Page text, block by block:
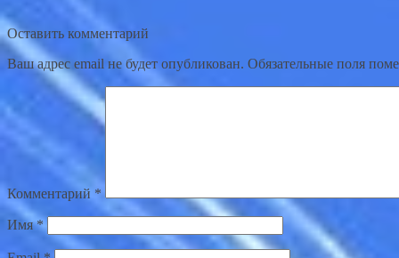
Оставить комментарий
Ваш адрес email не будет опубликован. Обязательные поля
Комментарий *
Имя*